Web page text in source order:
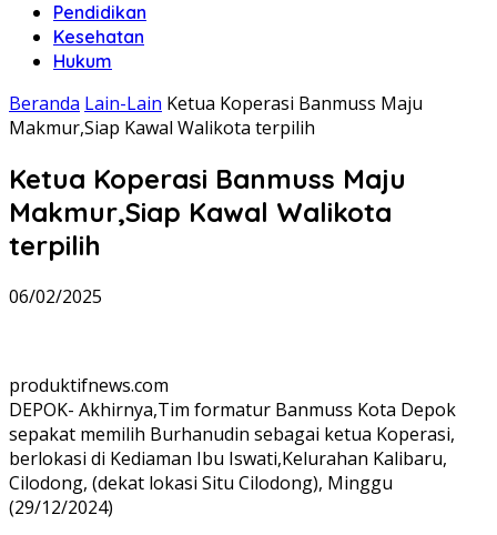
Pendidikan
Kesehatan
Hukum
Beranda Lain-Lain Ketua Koperasi Banmuss Maju
Makmur,Siap Kawal Walikota terpilih
Ketua Koperasi Banmuss Maju
Makmur,Siap Kawal Walikota
terpilih
06/02/2025
produktifnews.com
DEPOK- Akhirnya,Tim formatur Banmuss Kota Depok
sepakat memilih Burhanudin sebagai ketua Koperasi,
berlokasi di Kediaman Ibu Iswati,Kelurahan Kalibaru,
Cilodong, (dekat lokasi Situ Cilodong), Minggu
(29/12/2024)